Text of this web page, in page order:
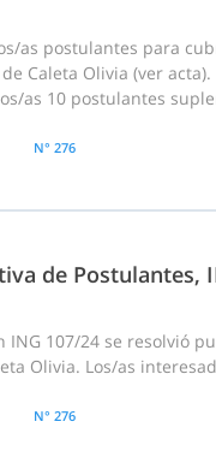
as postulantes para
Caleta Olivia (ver
as 10 postulantes
N° 276
de Postulantes,
ING 107/24 se resolvió
Olivia. Los/as
N° 276